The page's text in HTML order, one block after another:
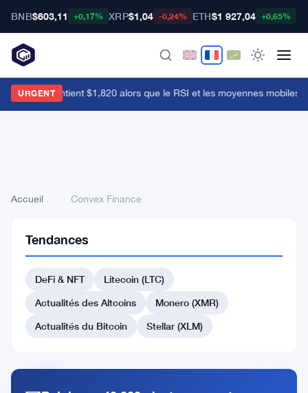
BNB$603,11 +0,17% XRP$1,04 -0,24% ETH$1 927,04 +0,65%
URGENTmaintient $1,820 alors que le RSI et les moyennes mobiles
Accueil Convex Finance
#130 Trust Wallet Token
#129 Compound
#133 Starknet
Tendances
DeFi & NFT
Litecoin (LTC)
Actualités des Altcoins
Monero (XMR)
Actualités du Bitcoin
Stellar (XLM)